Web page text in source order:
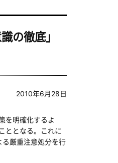
徹底」
2010年6月28日
を明確化するよ
ととなる。これに
厳重注意処分を行